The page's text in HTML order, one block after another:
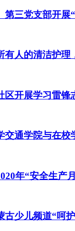
第三党支部开
人的清洁护理
区开展学习雷锋
交通学院与在校
年“安全生产
古少儿频道“呵